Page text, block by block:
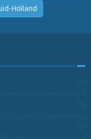
Holland